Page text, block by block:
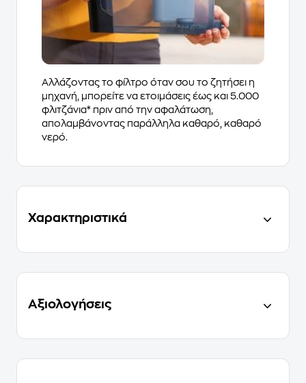
Αλλάζοντας το φίλτρο όταν σου το ζητήσει η
μηχανή, μπορείτε να ετοιμάσεις έως και 5.000
φλιτζάνια* πριν από την αφαλάτωση,
απολαμβάνοντας παράλληλα καθαρό, καθαρό
νερό.
Χαρακτηριστικά
Αξιολογήσεις